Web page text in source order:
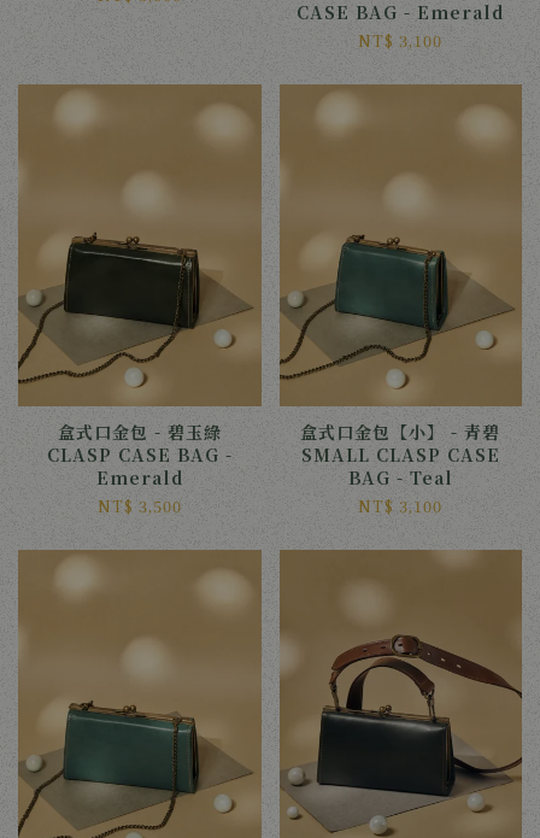
CASE BAG - Emerald
NT$ 3,100
盒式口金包 - 碧玉綠
CLASP CASE BAG -
Emerald
NT$ 3,500
盒式口金包【小】 - 青碧
SMALL CLASP CASE
BAG - Teal
NT$ 3,100